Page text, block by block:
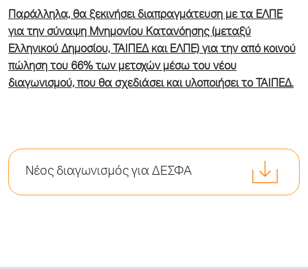
Παράλληλα, θα ξεκινήσει διαπραγμάτευση με τα ΕΛΠΕ
για την σύναψη Μνημονίου Κατανόησης (μεταξύ
Ελληνικού Δημοσίου, ΤΑΙΠΕΔ και ΕΛΠΕ) για την από κοινού
πώληση του 66% των μετοχών μέσω του νέου
διαγωνισμού, που θα σχεδιάσει και υλοποιήσει το ΤΑΙΠΕΔ.
Νέος διαγωνισμός για ΔΕΣΦΑ